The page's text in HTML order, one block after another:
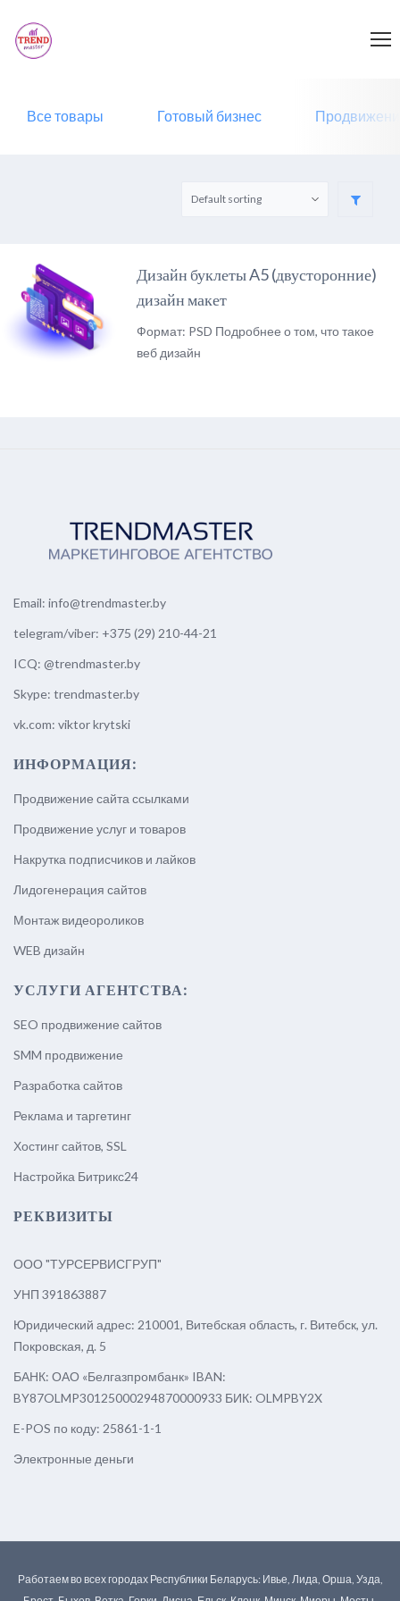
Все товары Готовый бизнес
Дизайн буклеты A5 (двусторонние)
дизайн макет
Формат: PSD Подробнее о том, что такое
веб дизайн
Email: info@trendmaster.by
telegram/viber: +375 (29) 210-44-21
ICQ: @trendmaster.by
Skype: trendmaster.by
vk.com: viktor krytski
ИНФОРМАЦИЯ:
Продвижение сайта ссылками
Продвижение услуг и товаров
Накрутка подписчиков и лайков
Лидогенерация сайтов
Монтаж видеороликов
WEB дизайн
УСЛУГИ АГЕНТСТВА:
SEO продвижение сайтов
SMM продвижение
Разработка сайтов
Реклама и таргетинг
Хостинг сайтов, SSL
Настройка Битрикс24
РЕКВИЗИТЫ
ООО "ТУРСЕРВИСГРУП"
УНП 391863887
Юридический адрес: 210001, Витебская область, г. Витебск, ул.
Покровская, д. 5
БАНК: ОАО «Белгазпромбанк» IBAN:
BY87OLMP30125000294870000933 БИК: OLMPBY2X
E-POS по коду: 25861-1-1
Электронные деньги
Работаем во всех городах Республики Беларусь: Ивье, Лида, Орша, Узда,